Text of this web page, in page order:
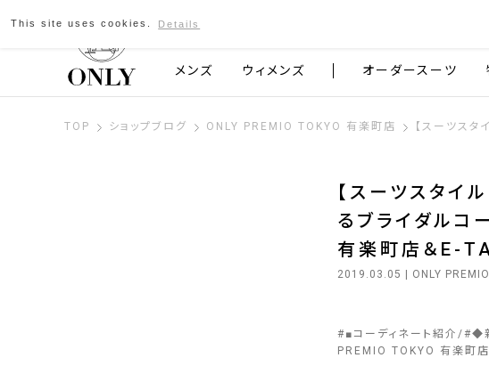
京都発のスーツブランド ONLY
メンズ ウィメンズ オーダースーツ
TOP ショップブログ ONLY PREMIO TOKYO 有楽町店 【スーツス
【スーツスタ
るブライダルコ
有楽町店＆E-
2019.03.05 | ONLY
#■コーディネート紹介 #◆
PREMIO TOKYO 有楽町店
This site uses cookies. Details